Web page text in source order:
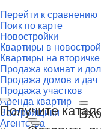
Перейти к сравнению
Поик по карте
Новостройки
Квартиры в
Квартиры на вторичке
Продажа комнат и
Продажа домов и дач
Продажа участков
Аренда квартир
Застройщики
Агентства
Получите